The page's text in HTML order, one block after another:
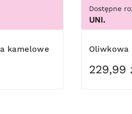
Dostępne
UNI.
229,99